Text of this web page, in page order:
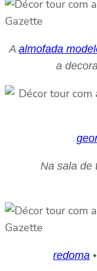
A almofada
a
Na sala de
redoma •